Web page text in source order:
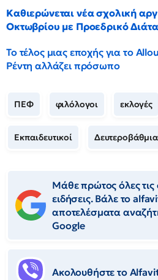
Καθιερώνεται νέα σχολική
Οκτωβρίου με Προεδρικό
Το τέλος μιας εποχής για το
Ρέντη αλλάζει πρόσωπο
ΠΕΦ φιλόλογοι εκλογές
Εκπαιδευτικοί
Μάθε πρώτος όλες τις
ειδήσεις. Βάλε το
αποτελέσματα
Google
Ακολουθήστε το